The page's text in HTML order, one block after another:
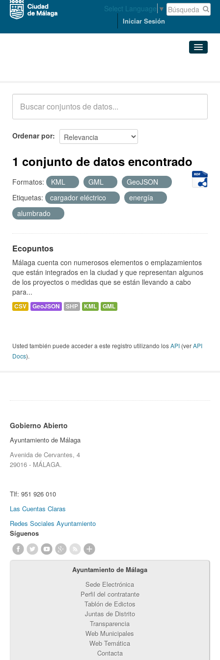
Select Language ▼
Iniciar Sesión
Acerca de
Ordenar por
1 conjunto de datos encontrado
Formatos: KML GML
GeoJSON
Etiquetas:
cargador eléctrico
energía
alumbrado
Ecopuntos
Málaga cuenta con numerosos elementos o emplazamientos
que están integrados en la ciudad y que representan algunos
de los proyectos o medidas que se están llevando a cabo
para...
CSV GeoJSON SHP KML GML
Usted también puede acceder a este registro utilizando losAPI (verAPI
Docs).
Gobierno Abierto
Ayuntamiento de Málaga
Avenida de Cervantes, 4
29016 - MÁLAGA.
Tlf: 951 926 010
Las Cuentas Claras
Redes Sociales Ayuntamiento
Síguenos
Ayuntamiento de Málaga
Sede Electrónica
Perfil del contratante
Tablón de Edictos
Juntas de Distrito
Transparencia
Web Municipales
Web Temática
Contacta